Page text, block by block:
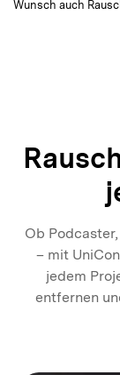
Wunsch auch
Ob
– mit
jedem
entfernen